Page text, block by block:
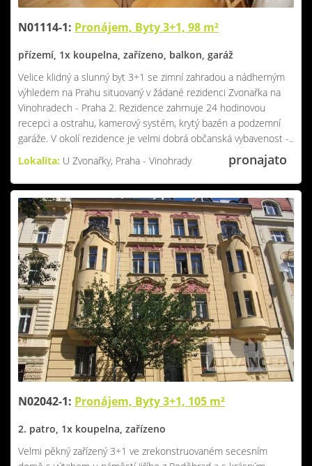
N01114-1: Pronájem, Byty 3+1, 98 m²
přízemí, 1x koupelna, zařízeno, balkon, garáž
Velice klidný a slunný byt 3+1 se zimní zahradou a nádherným
výhledem na Prahu situovaný v žádané rezidenci Zvonařka na
Vinohradech - Praha 2. Rezidence zahrnuje 24 hodinovou
recepci a ostrahu, kamerový systém, krytý bazén a podzemní
garáže. V okolí rezidence je velmi dobrá občanská vybavenost -..
Lokalita: U Zvonařky, Praha - Vinohrady pronajato
N02042-1: Pronájem, Byty 3+1, 105 m²
2. patro, 1x koupelna, zařízeno
Velmi pěkný zařízený 3+1 ve zrekonstruovaném secesním